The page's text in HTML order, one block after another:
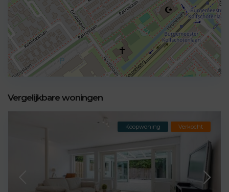
Vergelijkbare woningen
Koopwoning Verkocht